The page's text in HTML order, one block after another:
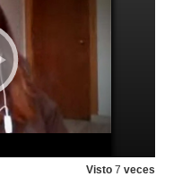
Visto 7 veces